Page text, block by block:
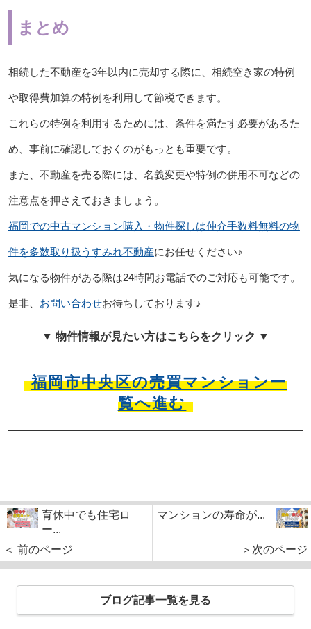
まとめ
相続した不動産を3年以内に売却する際に、相続空き家の特例
や取得費加算の特例を利用して節税できます。
これらの特例を利用するためには、条件を満たす必要があるた
め、事前に確認しておくのがもっとも重要です。
また、不動産を売る際には、名義変更や特例の併用不可などの
注意点を押さえておきましょう。
福岡での中古マンション購入・物件探しは仲介手数料無料の物
件を多数取り扱うすみれ不動産にお任せください♪
気になる物件がある際は24時間お電話でのご対応も可能です。
是非、 お問い合わせお待ちしております♪
▼ 物件情報が見たい方はこちらをクリック ▼
福岡市中央区の売買マンション一
覧へ進む
育休中でも住宅ロ
ー...
＜ 前のページ
マンションの寿命が...
＞次のページ
ブログ記事一覧を見る